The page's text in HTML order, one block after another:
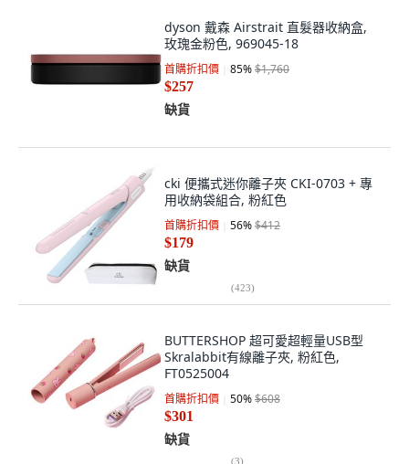
dyson 戴森 Airstrait 直髮器收納盒,
玫瑰金粉色, 969045-18
首購折扣價 85%$1,760
$257
缺貨
cki 便攜式迷你離子夾 CKI-0703 + 專
用收納袋組合, 粉紅色
首購折扣價 56%$412
$179
缺貨
(423)
BUTTERSHOP 超可愛超輕量USB型
Skralabbit有線離子夾, 粉紅色,
FT0525004
首購折扣價 50%$608
$301
缺貨
(3)